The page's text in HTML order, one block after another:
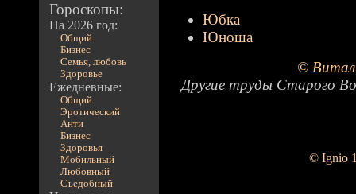
Гороскопы:
На 2026 год:
Общий
Бизнес
Семья, любовь
Здоровье
Ежедневные:
Общий
Эротический
Анти
Бизнес
Здоровья
Мобильный
Любовный
Съедобный
Юбка
Юноша
©
Другие труды Старого
© Ignio